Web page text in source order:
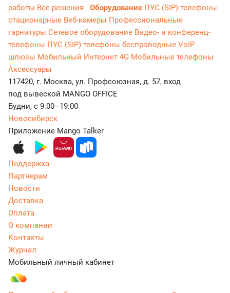
работы Все решения Оборудование ПУС (SIP) телефоны
стационарные Веб-камеры Профессиональные
гарнитуры Сетевое оборудование Видео- и конференц-
телефоны ПУС (SIP) телефоны беспроводные VoIP
шлюзы Мобильный Интернет 4G Мобильные телефоны
Аксессуары
117420, г. Москва, ул. Профсоюзная, д. 57, вход
под вывеской MANGO OFFICE
Будни, с 9:00–19:00
Новосибирск
Приложение Mango Talker
Поддержка
Партнерам
Новости
Доставка
Оплата
О компании
Контакты
Журнал
Мобильный личный кабинет